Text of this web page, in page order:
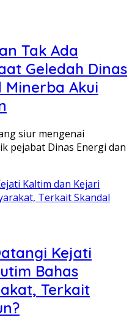
Tak Ada
Geledah Dinas
Minerba Akui
siur mengenai
pejabat Dinas Energi dan
Kejati
Bahas
Terkait